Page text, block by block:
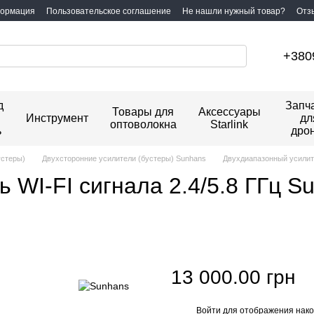
Пользовательское соглашение Не нашли нужный товар?
Инструмент
Товары для
оптоволокна
Аксессуары
Starlink
Двухсторонние усилители (бустеры) Sunhans Двухдиапазонный
WI-FI сигнала 2.4/5.8 ГГц
13 000.00 грн
Войти для отображения